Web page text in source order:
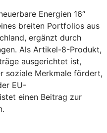
Energien 16“
breiten Portfolios aus
ergänzt durch
Als Artikel-8-Produkt,
ausgerichtet ist,
soziale Merkmale fördert,
EU-
einen Beitrag zur